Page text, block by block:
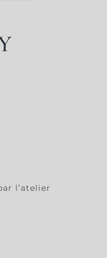
l’atelier